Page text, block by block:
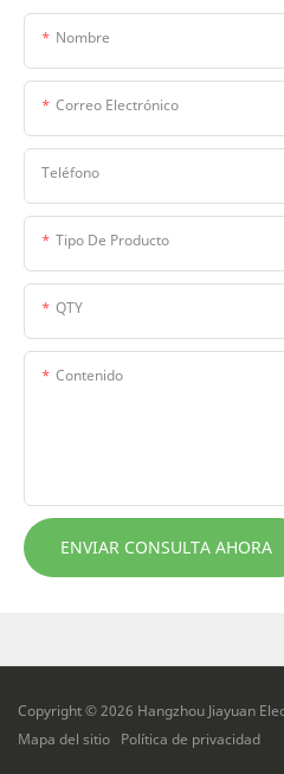
Nombre
Correo Electrónico
Teléfono
Tipo De Producto
QTY
Contenido
ENVIAR CONSULTA AHORA
Copyright © 2026 Hangzhou Jiayuan
Mapa del sitio Política de privacidad